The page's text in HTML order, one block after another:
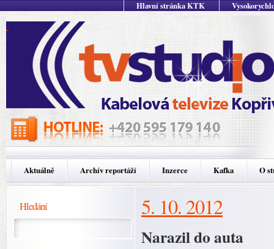
Hlavní stránka KTK
Aktuálně Archív reportáží Inzerce Kafka O
Hledání 5. 10. 2012
Narazil do auta